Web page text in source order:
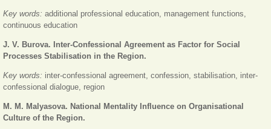
Key words: additional professional education, management functions,
continuous education
J. V. Burova. Inter-Confessional Agreement as Factor for Social
Processes Stabilisation in the Region.
Key words: inter-confessional agreement, confession, stabilisation, inter-
confessional dialogue, region
M. M. Malyasova. National Mentality Influence on Organisational
Culture of the Region.